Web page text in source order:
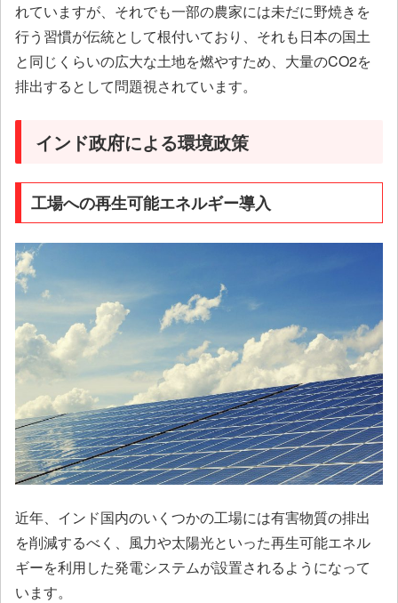
れていますが、それでも一部の農家には未だに野焼きを
行う習慣が伝統として根付いており、それも日本の国土
と同じくらいの広大な土地を燃やすため、大量のCO2を
排出するとして問題視されています。
インド政府による環境政策
工場への再生可能エネルギー導入
近年、インド国内のいくつかの工場には有害物質の排出
を削減するべく、風力や太陽光といった再生可能エネル
ギーを利用した発電システムが設置されるようになって
います。